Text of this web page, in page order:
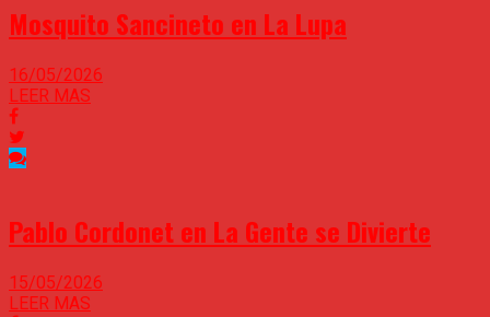
Mosquito Sancineto en La Lupa
16/05/2026
LEER MAS
Pablo Cordonet en La Gente se Divierte
15/05/2026
LEER MAS